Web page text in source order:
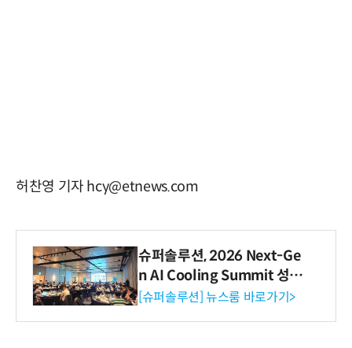
허찬영 기자 hcy@etnews.com
슈퍼솔루션, 2026 Next-Ge
n AI Cooling Summit 성황
리 성료
[슈퍼솔루션] 뉴스룸 바로가기>